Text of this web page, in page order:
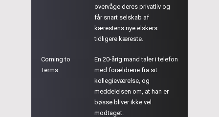
overvåge deres privatliv og
får snart selskab af
kærestens nye elskers
tidligere kæreste.
Coming to
Terms
En 20-årig mand taler i telefon
med forældrene fra sit
kollegieværelse, og
meddelelsen om, at han er
bøsse bliver ikke vel
modtaget.